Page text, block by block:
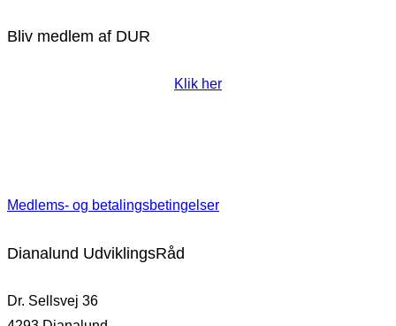
Bliv medlem af DUR
Klik her
Medlems- og betalingsbetingelser
Dianalund UdviklingsRåd
Dr. Sellsvej 36